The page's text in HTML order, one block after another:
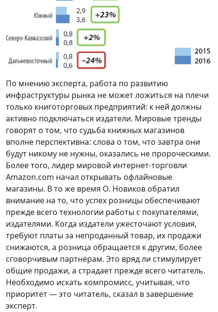
По мнению эксперта, работа по развитию
инфраструктуры рынка не может ложиться на плечи
только книготорговых предприятий: к ней должны
активно подключаться издатели. Мировые тренды
говорят о том, что судьба книжных магазинов
вполне перспективна: слова о том, что завтра они
будут никому не нужны, оказались не пророческими.
Более того, лидер мировой интернет-торговли
Amazon.com начал открывать офлайновые
магазины. В то же время О. Новиков обратил
внимание на то, что успех розницы обеспечивают
прежде всего технологии работы с покупателями,
издателями. Когда издатели ужесточают условия,
требуют платы за непроданный товар, их продажи
снижаются, а розница обращается к другим, более
сговорчивым партнёрам. Это вряд ли стимулирует
общие продажи, а страдает прежде всего читатель.
Необходимо искать компромисс, учитывая, что
приоритет — это читатель, сказал в завершение
эксперт.